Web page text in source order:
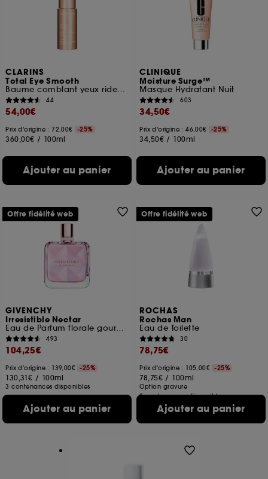
CLARINS
Total Eye Smooth
Baume comblant yeux rides et fermeté
44
54,00€
Prix d'origine : 72,00€ -25%
360,00€ / 100ml
Ajouter au panier
CLINIQUE
Moisture Surge™
Masque Hydratant Nuit
603
34,50€
Prix d'origine : 46,00€ -25%
34,50€ / 100ml
Ajouter au panier
GIVENCHY
Irresistible Nectar
Eau de Parfum florale gourmande pour femme
493
104,25€
Prix d'origine : 139,00€ -25%
130,31€ / 100ml
3 contenances disponibles
Ajouter au panier
Offre fidélité web
ROCHAS
Rochas Man
Eau de Toilette
30
78,75€
Prix d'origine : 105,00€ -25%
78,75€ / 100ml
Option gravure
2 contenances disponibles
Ajouter au panier
Offre fidélité web
ou en magasin. Pour refuser tous les cookies, cliques
sur "continuer sans accepter". Voous pouvez à tout
moment choisir de retirer votrte consentement. Si vous
souhaitez obtenir plus d'information sur les cookies
cliquez